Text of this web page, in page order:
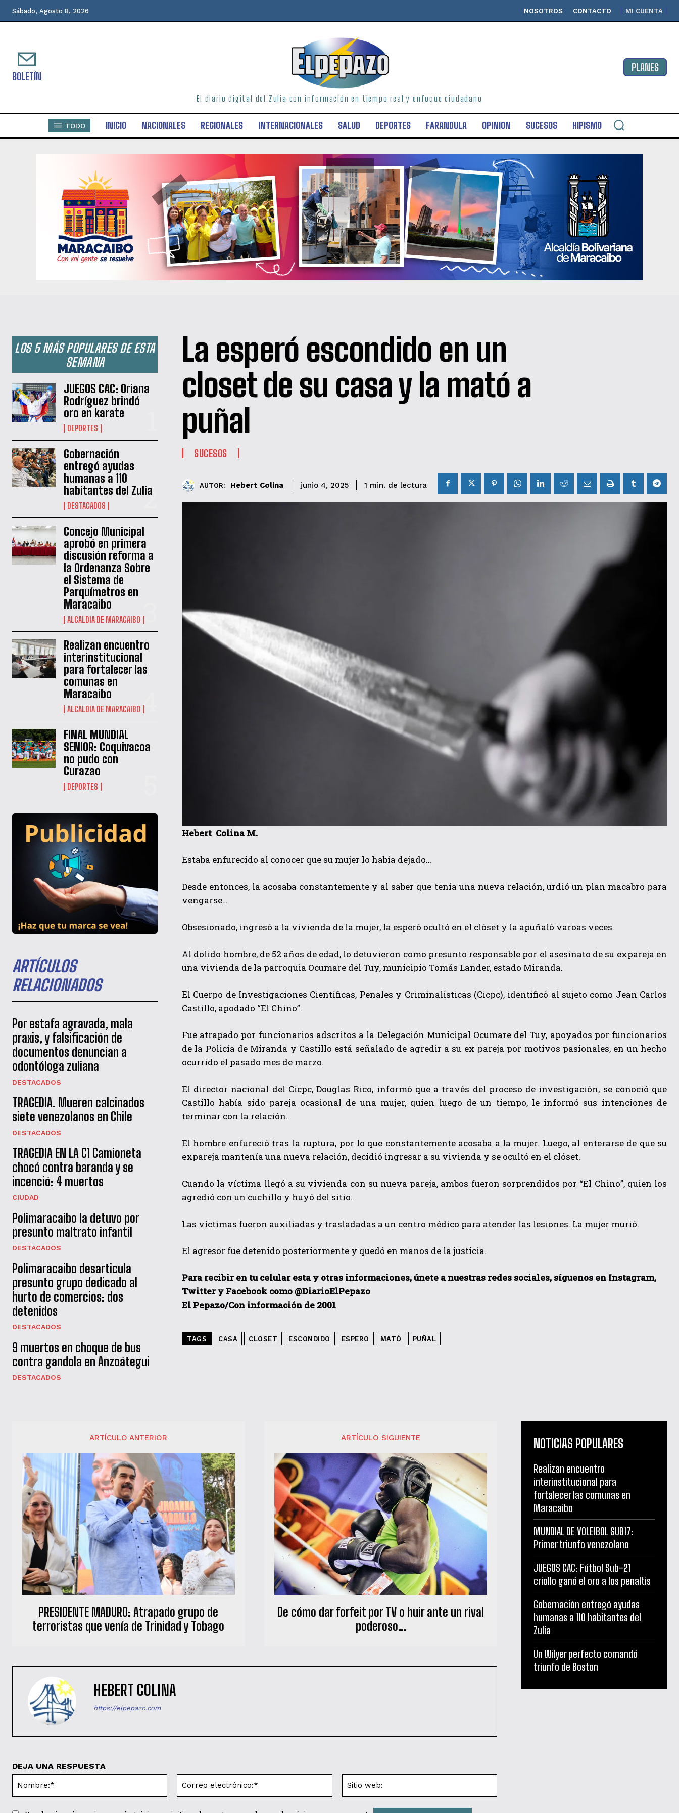
QUIERO SUSCRIBIRME
He leído y acepto lasPolítica de privacidad.
Sábado, Agosto 8, 2026 NOSOTROS CONTACTO MI CUENTA
BOLETÍN
El diario digital del Zulia con información en tiempo real y enfoque ciudadano
PLANES
TODO INICIO NACIONALES REGIONALES INTERNACIONALES SALUD DEPORTES FARANDULA OPINION SUCESOS HIPISMO
LOS 5 MÁS POPULARES DE ESTA
SEMANA
JUEGOS CAC: Oriana
Rodríguez brindó
oro en karate
DEPORTES
Gobernación
entregó ayudas
humanas a 110
habitantes del Zulia
DESTACADOS
‎Concejo Municipal
aprobó en primera
discusión reforma a
la Ordenanza Sobre
el Sistema de
Parquímetros en
Maracaibo
ALCALDIA DE MARACAIBO
Realizan encuentro
interinstitucional
para fortalecer las
comunas en
Maracaibo
ALCALDIA DE MARACAIBO
FINAL MUNDIAL
SENIOR: Coquivacoa
no pudo con
Curazao
DEPORTES
ARTÍCULOS
RELACIONADOS
Por estafa agravada, mala
praxis, y falsificación de
documentos denuncian a
odontóloga zuliana
DESTACADOS
TRAGEDIA. Mueren calcinados
siete venezolanos en Chile
DESTACADOS
TRAGEDIA EN LA C1 Camioneta
chocó contra baranda y se
incenció: 4 muertos
CIUDAD
Polimaracaibo la detuvo por
presunto maltrato infantil
DESTACADOS
Polimaracaibo desarticula
presunto grupo dedicado al
hurto de comercios: dos
detenidos
DESTACADOS
9 muertos en choque de bus
contra gandola en Anzoátegui
DESTACADOS
La esperó escondido en un
closet de su casa y la mató a
puñal
SUCESOS
AUTOR: Hebert Colina junio 4, 2025 1 min. de lectura
Hebert Colina M.
Estaba enfurecido al conocer que su mujer lo había dejado…
Desde entonces, la acosaba constantemente y al saber que tenía una nueva relación, urdió un plan macabro para
vengarse…
Obsesionado, ingresó a la vivienda de la mujer, la esperó ocultó en el clóset y la apuñaló varoas veces.
Al dolido hombre, de 52 años de edad, lo detuvieron como presunto responsable por el asesinato de su expareja en
una vivienda de la parroquia Ocumare del Tuy, municipio Tomás Lander, estado Miranda.
El Cuerpo de Investigaciones Científicas, Penales y Criminalísticas (Cicpc), identificó al sujeto como Jean Carlos
Castillo, apodado “El Chino”.
Fue atrapado por funcionarios adscritos a la Delegación Municipal Ocumare del Tuy, apoyados por funcionarios
de la Policía de Miranda y Castillo está señalado de agredir a su ex pareja por motivos pasionales, en un hecho
ocurrido el pasado mes de marzo.
El director nacional del Cicpc, Douglas Rico, informó que a través del proceso de investigación, se conoció que
Castillo había sido pareja ocasional de una mujer, quien luego de un tiempo, le informó sus intenciones de
terminar con la relación.
El hombre enfureció tras la ruptura, por lo que constantemente acosaba a la mujer. Luego, al enterarse de que su
expareja mantenía una nueva relación, decidió ingresar a su vivienda y se ocultó en el clóset.
Cuando la víctima llegó a su vivienda con su nueva pareja, ambos fueron sorprendidos por “El Chino”, quien los
agredió con un cuchillo y huyó del sitio.
Las víctimas fueron auxiliadas y trasladadas a un centro médico para atender las lesiones. La mujer murió.
El agresor fue detenido posteriormente y quedó en manos de la justicia.
Para recibir en tu celular esta y otras informaciones, únete a nuestras redes sociales, síguenos en Instagram,
Twitter y Facebook como @DiarioElPepazo
El Pepazo/Con información de 2001
TAGS CASA CLOSET ESCONDIDO ESPERO MATÓ PUÑAL
ARTÍCULO ANTERIOR
PRESIDENTE MADURO: Atrapado grupo de
terroristas que venía de Trinidad y Tobago
ARTÍCULO SIGUIENTE
De cómo dar forfeit por TV o huir ante un rival
poderoso…
HEBERT COLINA
https://elpepazo.com
DEJA UNA RESPUESTA
electrónico:*
NOTICIAS POPULARES
Realizan encuentro
interinstitucional para
fortalecer las comunas en
Maracaibo
MUNDIAL DE VOLEIBOL SUB17:
Primer triunfo venezolano
JUEGOS CAC: Fútbol Sub-21
criollo ganó el oro a los penaltis
Gobernación entregó ayudas
humanas a 110 habitantes del
Zulia
Un Wilyer perfecto comandó
triunfo de Boston